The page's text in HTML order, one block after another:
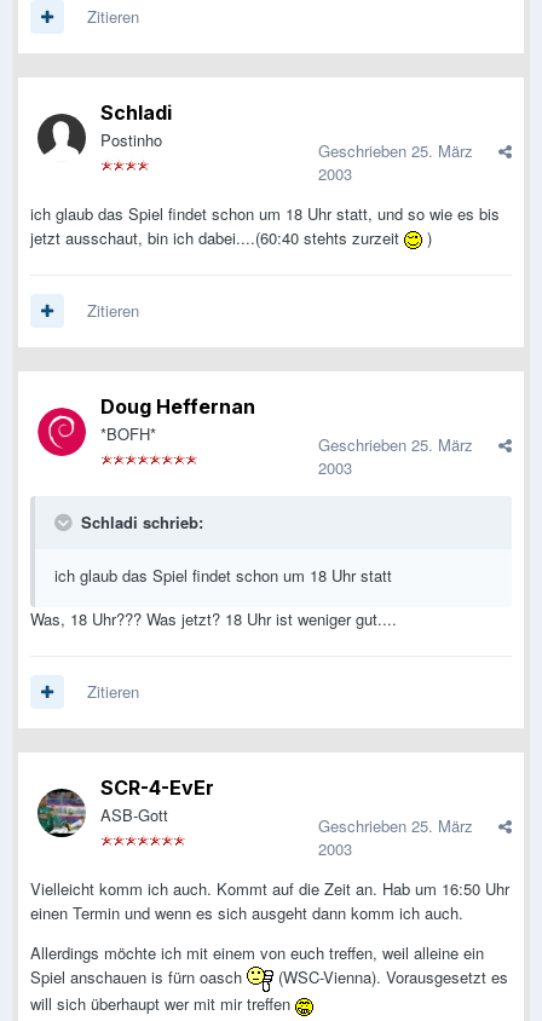
Zitieren
Schladi
Postinho Geschrieben 25. März
2003
ich glaub das Spiel findet schon um 18 Uhr statt, und so wie es bis
jetzt ausschaut, bin ich dabei....(60:40 stehts zurzeit
)
Zitieren
Doug Heffernan
*BOFH* Geschrieben 25. März
2003
Schladi schrieb:
ich glaub das Spiel findet schon um 18 Uhr statt
Was, 18 Uhr??? Was jetzt? 18 Uhr ist weniger gut....
Zitieren
SCR-4-EvEr
ASB-Gott Geschrieben 25. März
2003
Vielleicht komm ich auch. Kommt auf die Zeit an. Hab um 16:50 Uhr
einen Termin und wenn es sich ausgeht dann komm ich auch.
Allerdings möchte ich mit einem von euch treffen, weil alleine ein
Spiel anschauen is fürn oasch
(WSC-Vienna). Vorausgesetzt es
will sich überhaupt wer mit mir treffen